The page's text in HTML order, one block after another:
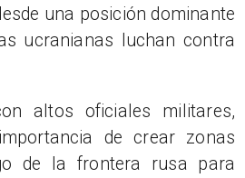
una posición dominante
ucranianas luchan contra
altos oficiales militares,
de crear zonas
de la frontera rusa para